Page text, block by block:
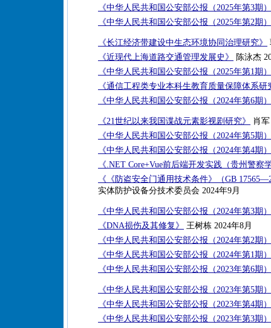
《中华人民共和国公安部公报（2025年第3期
《中华人民共和国公安部公报（2025年第2期
《长江经济带建设中生态环境协同治理研究》
《近现代上海道路交通管理发展史》
陈泳杰
《中华人民共和国公安部公报（2025年第1期
《通信工程类专业本科生教育质量保障体系
《中华人民共和国公安部公报（2024年第6期
《21世纪以来我国谍战元素影视剧研究》
肖
《中华人民共和国公安部公报（2024年第5期
《中华人民共和国公安部公报（2024年第4期
《.NET Core+Vue前后端开发实践（贵州警
《《防盗安全门通用技术条件》（GB
实体防护设备分技术委员会 2024年9月
《中华人民共和国公安部公报（2024年第3期
《DNA损伤及其修复》
王树栋 2024年8月
《中华人民共和国公安部公报（2024年第2期
《中华人民共和国公安部公报（2024年第1期
《中华人民共和国公安部公报（2023年第6期
《中华人民共和国公安部公报（2023年第5期
《中华人民共和国公安部公报（2023年第4期
《中华人民共和国公安部公报（2023年第3期